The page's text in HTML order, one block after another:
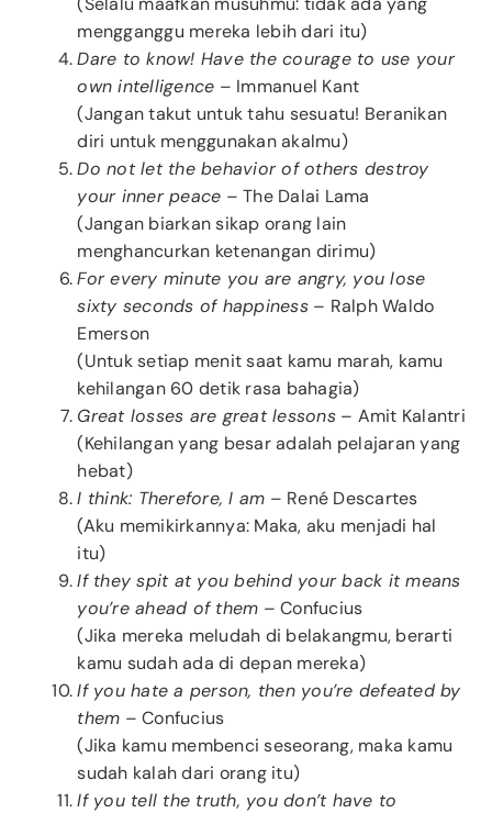
mengganggu mereka lebih dari itu)
Dare to know! Have the courage to use your
own intelligence – Immanuel Kant
(Jangan takut untuk tahu sesuatu! Beranikan
diri untuk menggunakan akalmu)
Do not let the behavior of others destroy
your inner peace – The Dalai Lama
(Jangan biarkan sikap orang lain
menghancurkan ketenangan dirimu)
For every minute you are angry, you lose
sixty seconds of happiness– Ralph Waldo
Emerson
(Untuk setiap menit saat kamu marah, kamu
kehilangan 60 detik rasa bahagia)
Great losses are great lessons– Amit Kalantri
(Kehilangan yang besar adalah pelajaran yang
hebat)
I think: Therefore, I am – René Descartes
(Aku memikirkannya: Maka, aku menjadi hal
itu)
If they spit at you behind your back it means
you’re ahead of them – Confucius
(Jika mereka meludah di belakangmu, berarti
kamu sudah ada di depan mereka)
If you hate a person, then you’re defeated by
them – Confucius
(Jika kamu membenci seseorang, maka kamu
sudah kalah dari orang itu)
If you tell the truth, you don’t have to